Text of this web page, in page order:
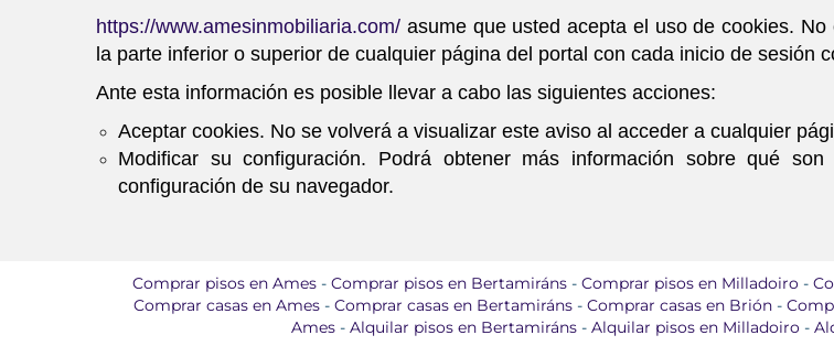
https://www.amesinmobiliaria.com/ asume que usted acepta el uso de cookies.
la parte inferior o superior de cualquier página del portal con cada inicio de sesión
Ante esta información es posible llevar a cabo las siguientes acciones:
Aceptar cookies. No se volverá a visualizar este aviso al acceder a cualquier
Modificar su configuración. Podrá obtener más información sobre qué
configuración de su navegador.
Comprar pisos en Ames- Comprar pisos en Bertamiráns- Comprar pisos en Milladoiro-
Comprar casas en Ames - Comprar casas en Bertamiráns - Comprar casas en Brión -
Ames - Alquilar pisos en Bertamiráns - Alquilar pisos en Milladoiro -